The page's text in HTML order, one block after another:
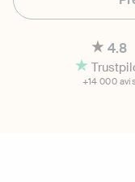
4.8
+14 000 avis